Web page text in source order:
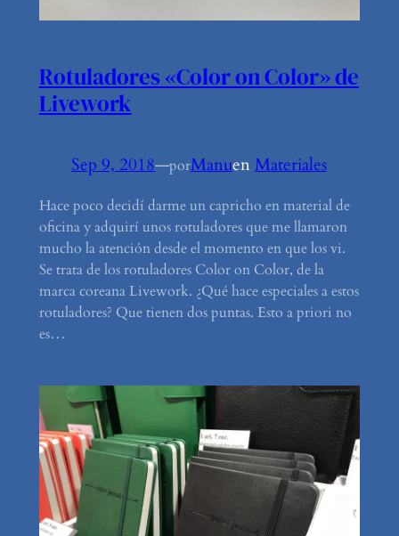
Rotuladores «Color on Color» de
Livework
Sep 9, 2018—porManuenMateriales
Hace poco decidí darme un capricho en material de
oficina y adquirí unos rotuladores que me llamaron
mucho la atención desde el momento en que los vi.
Se trata de los rotuladores Color on Color, de la
marca coreana Livework. ¿Qué hace especiales a estos
rotuladores? Que tienen dos puntas. Esto a priori no
es…